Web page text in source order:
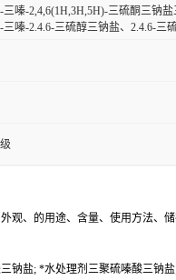
三嗪-2,4,6(1H,3H,5H)-三硫酮三钠
三嗪-2.4.6-三硫醇三钠盐、2.4.6-三
观、的用途、含量、使用方法、
钠盐; *水处理剂三聚硫嗪酸三